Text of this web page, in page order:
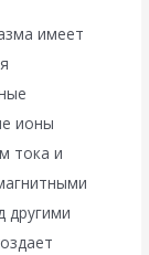
имеет
ионы
тока и
другими